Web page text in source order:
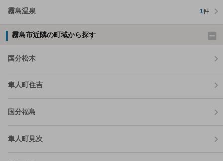
霧島温泉 1件
霧島市近隣の町域から探す
国分松木
隼人町住吉
国分福島
隼人町見次